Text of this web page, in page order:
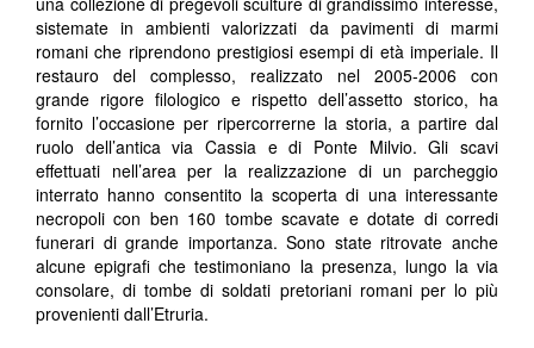
sistemate in ambienti valorizzati da pavimenti di marmi
romani che riprendono prestigiosi esempi di età imperiale. Il
restauro del complesso, realizzato nel 2005-2006 con
grande rigore filologico e rispetto dell’assetto storico, ha
fornito l’occasione per ripercorrerne la storia, a partire dal
ruolo dell’antica via Cassia e di Ponte Milvio. Gli scavi
effettuati nell’area per la realizzazione di un parcheggio
interrato hanno consentito la scoperta di una interessante
necropoli con ben 160 tombe scavate e dotate di corredi
funerari di grande importanza. Sono state ritrovate anche
alcune epigrafi che testimoniano la presenza, lungo la via
consolare, di tombe di soldati pretoriani romani per lo più
provenienti dall’Etruria.